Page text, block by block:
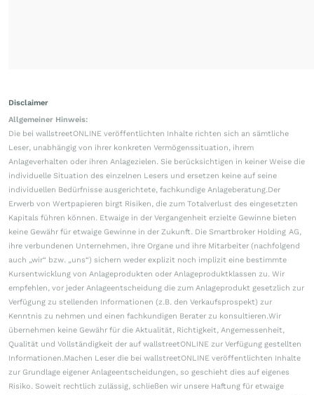
Disclaimer
Allgemeiner Hinweis:
Die bei wallstreetONLINE veröffentlichten Inhalte richten sich an sämtliche
Leser, unabhängig von ihrer konkreten Vermögenssituation, ihrem
Anlageverhalten oder ihren Anlagezielen. Sie berücksichtigen in keiner Weise die
individuelle Situation des einzelnen Lesers und ersetzen keine auf seine
individuellen Bedürfnisse ausgerichtete, fachkundige Anlageberatung.Der
Erwerb von Wertpapieren birgt Risiken, die zum Totalverlust des eingesetzten
Kapitals führen können. Etwaige in der Vergangenheit erzielte Gewinne bieten
keine Gewähr für etwaige Gewinne in der Zukunft. Die Smartbroker Holding AG,
ihre verbundenen Unternehmen, ihre Organe und ihre Mitarbeiter (nachfolgend
auch „wir“ bzw. „uns“) sichern weder explizit noch implizit eine bestimmte
Kursentwicklung von Anlageprodukten oder Anlageproduktklassen zu. Wir
empfehlen, vor jeder Anlageentscheidung die zum Anlageprodukt gesetzlich zur
Verfügung zu stellenden Informationen (z.B. den Verkaufsprospekt) zur
Kenntnis zu nehmen und einen fachkundigen Berater zu konsultieren.Wir
übernehmen keine Gewähr für die Aktualität, Richtigkeit, Angemessenheit,
Qualität und Vollständigkeit der auf wallstreetONLINE zur Verfügung gestellten
Informationen.Machen Leser die bei wallstreetONLINE veröffentlichten Inhalte
zur Grundlage eigener Anlageentscheidungen, so geschieht dies auf eigenes
Risiko. Soweit rechtlich zulässig, schließen wir unsere Haftung für etwaige